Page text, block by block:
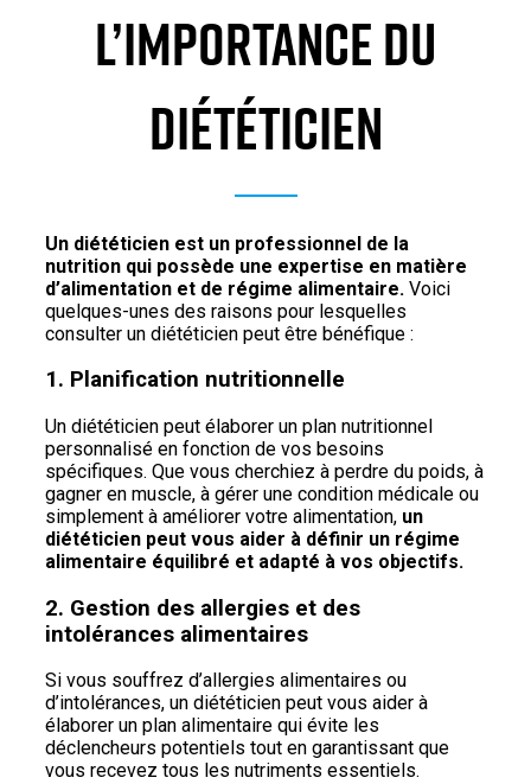
L’IMPORTANCE DU
DIÉTÉTICIEN
Un diététicien est un professionnel de la
nutrition qui possède une expertise en matière
d’alimentation et de régime alimentaire. Voici
quelques-unes des raisons pour lesquelles
consulter un diététicien peut être bénéfique :
1. Planification nutritionnelle
Un diététicien peut élaborer un plan nutritionnel
personnalisé en fonction de vos besoins
spécifiques. Que vous cherchiez à perdre du poids, à
gagner en muscle, à gérer une condition médicale ou
simplement à améliorer votre alimentation, un
diététicien peut vous aider à définir un régime
alimentaire équilibré et adapté à vos objectifs.
2. Gestion des allergies et des
intolérances alimentaires
Si vous souffrez d’allergies alimentaires ou
d’intolérances, un diététicien peut vous aider à
élaborer un plan alimentaire qui évite les
déclencheurs potentiels tout en garantissant que
vous recevez tous les nutriments essentiels.